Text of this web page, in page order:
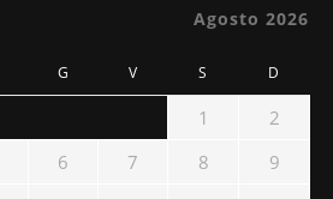
Agosto 2026
G V S D
1
2
6 7 8
9